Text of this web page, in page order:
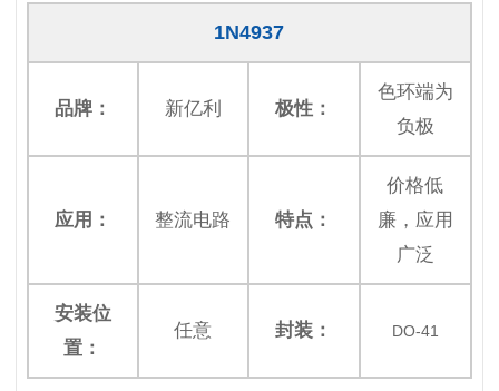
1N4937
品牌： 新亿利 极性：
色环端为
负极
应用： 整流电路 特点：
价格低
廉，应用
广泛
安装位
置：
任意 封装： DO-41